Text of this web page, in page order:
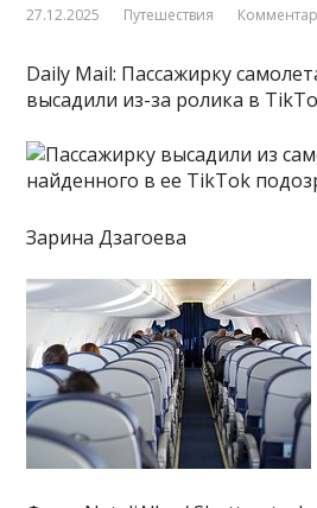
27.12.2025 Путешествия
Daily Mail: Пассажирку
высадили из-за ролика в
Зарина Дзагоева